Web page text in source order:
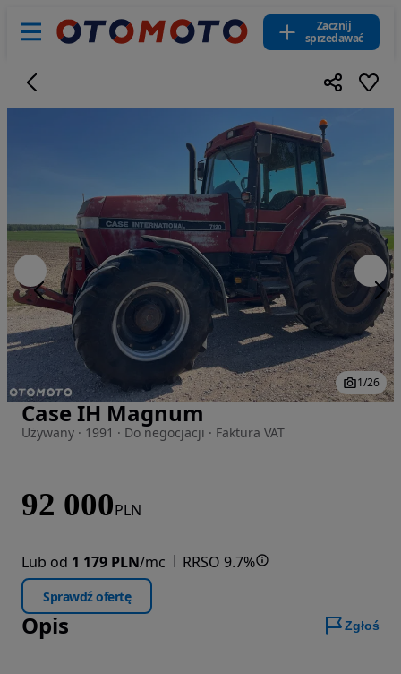
Zacznij
sprzedawać
Zdjęcie 1 z 26
1/26
Case IH Magnum
Używany · 1991 · Do negocjacji · Faktura VAT
92 000PLN
Lub od 1 179 PLN/mc RRSO 9.7%
Sprawdź ofertę
Opis Zgłoś